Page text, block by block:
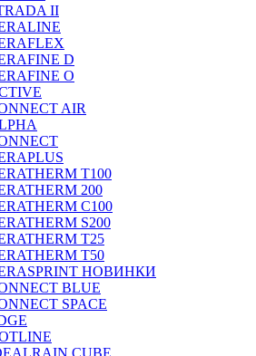
II
D
O
AIR
T100
200
C100
S200
T25
T50
НОВИНКИ
BLUE
SPACE
CUBE